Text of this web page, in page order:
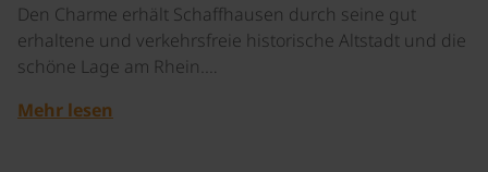
Den Charme erhält Schaffhausen durch seine gut
erhaltene und verkehrsfreie historische Altstadt und die
schöne Lage am Rhein.…
Mehr lesen